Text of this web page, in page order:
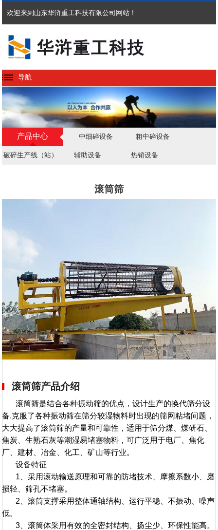
欢迎来到山东华浒重工科技有限公司网站！
导航
产品中心 中细碎设备 粗中碎设备
破碎生产线（站） 辅助设备 热销设备
滚筒筛
滚筒筛产品介绍
滚筒筛是结合各种振动筛的优点，设计生产的换代筛分设
备.克服了各种振动筛在筛分较湿物料时出现的筛网粘堵问题，
大大提高了滚筒筛的产量和可靠性，适用于筛分煤、煤研石、
焦炭、生熟石灰等潮湿易堵塞物料，可广泛用于电厂、焦化
厂、建材、冶金、化工、矿山等行业。
设备特征
1、采用滚动输送原理和可靠的防堵技术、摩擦系数小、磨
损轻、筛孔不堵塞。
2、滚筒支撑采用整体通轴结构、运行平稳、不振动、噪声
低。
3、滚筒体采用有效的全密封结构、扬尘少、环保性能高。